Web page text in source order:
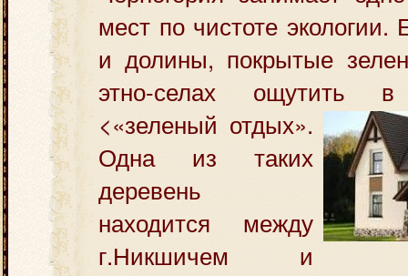
мест по чистоте
и долины, покрытые
этно-селах ощутить
<«зеленый отдых».
Одна из таких
деревень
находится между
г.Никшичем и